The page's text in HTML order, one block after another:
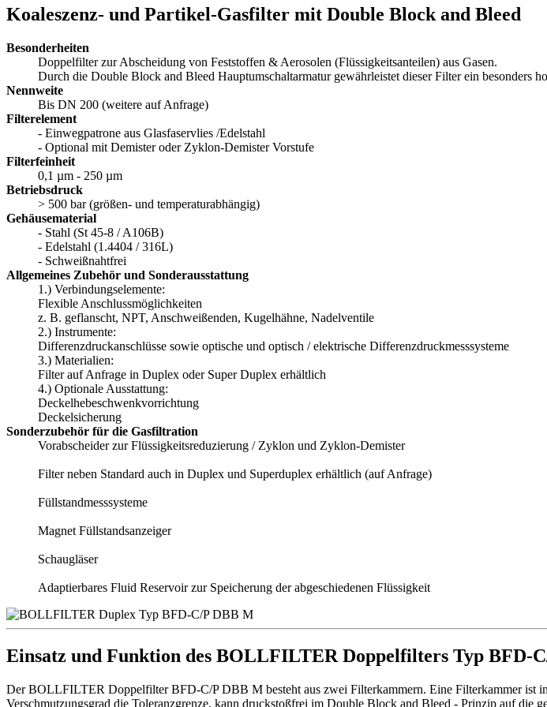
Koaleszenz- und Partikel-Gasfilter mit Double Block and Bleed
Besonderheiten
Doppelfilter zur Abscheidung von Feststoffen & Aerosolen (Flüssigkeitsanteilen) aus Gasen.
Durch die Double Block and Bleed Hauptumschaltarmatur gewährleistet dieser Filter ein besonders
Nennweite
Bis DN 200 (weitere auf Anfrage)
Filterelement
- Einwegpatrone aus Glasfaservlies /Edelstahl
- Optional mit Demister oder Zyklon-Demister Vorstufe
Filterfeinheit
0,1 µm - 250 µm
Betriebsdruck
> 500 bar (größen- und temperaturabhängig)
Gehäusematerial
- Stahl (St 45-8 / A106B)
- Edelstahl (1.4404 / 316L)
- Schweißnahtfrei
Allgemeines Zubehör und Sonderausstattung
1.) Verbindungselemente:
Flexible Anschlussmöglichkeiten
z. B. geflanscht, NPT, Anschweißenden, Kugelhähne, Nadelventile
2.) Instrumente:
Differenzdruckanschlüsse sowie optische und optisch / elektrische Differenzdruckmesssysteme
3.) Materialien:
Filter auf Anfrage in Duplex oder Super Duplex erhältlich
4.) Optionale Ausstattung:
Deckelhebeschwenkvorrichtung
Deckelsicherung
Sonderzubehör für die Gasfiltration
Vorabscheider zur Flüssigkeitsreduzierung / Zyklon und Zyklon-Demister
Filter neben Standard auch in Duplex und Superduplex erhältlich (auf Anfrage)
Füllstandmesssysteme
Magnet Füllstandsanzeiger
Schaugläser
Adaptierbares Fluid Reservoir zur Speicherung der abgeschiedenen Flüssigkeit
Einsatz und Funktion des BOLLFILTER Doppelfilters Typ BFD-
Der BOLLFILTER Doppelfilter BFD-C/P DBB M besteht aus zwei Filterkammern. Eine Filterkammer ist
Verschmutzungsgrad die Toleranzgrenze, kann druckstoßfrei im Double Block and Bleed - Prinzip auf die